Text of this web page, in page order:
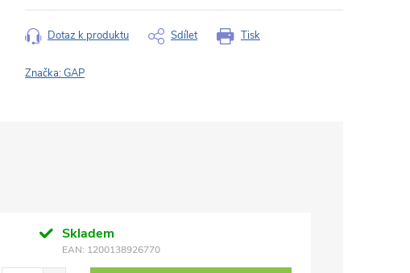
Tisk
Dotaz k produktu Sdílet
Značka:GAP
Skladem
EAN: 1200138926770